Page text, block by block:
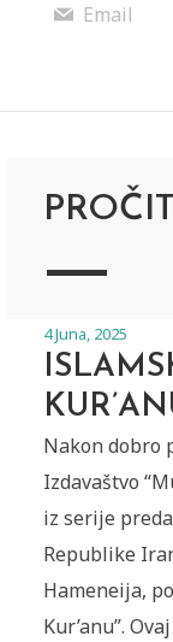
Email
4 Juna, 2025
Nakon dobro
Izdavaštvo
iz serije
Republike
Hameneija,
Kur’anu”.